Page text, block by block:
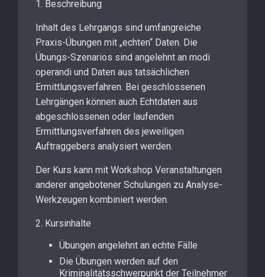
1. Beschreibung
Inhalt des Lehrgangs sind umfangreiche
Praxis-Übungen mit „echten“ Daten. Die
Übungs-Szenarios sind angelehnt an modi
operandi und Daten aus tatsächlichen
Ermittlungsverfahren. Bei geschlossenen
Lehrgängen können auch Echtdaten aus
abgeschlossenen oder laufenden
Ermittlungsverfahren des jeweiligen
Auftraggebers analysiert werden.
Der Kurs kann mit Workshop Veranstaltungen
anderer angebotener Schulungen zu Analyse-
Werkzeugen kombiniert werden.
2. Kursinhalte
Übungen angelehnt an echte Fälle
Die Übungen werden auf den
Kriminalitätsschwerpunkt der Teilnehmer